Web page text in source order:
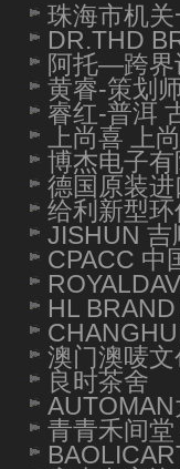
珠海市机关
DR.THD
阿托—跨界
黄睿-策划
睿红-普洱
上尚喜 上
博杰电子有
德国原装
给利新型
JISHUN 吉
CPACC 中
HL
澳门澳唛文
良时茶舍
青青禾间